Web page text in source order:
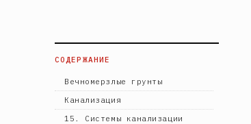
СОДЕРЖАНИЕ
Вечномерзлые грунты
Канализация
15. Системы канализации